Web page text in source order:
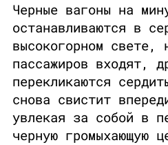
Черные вагоны на
останавливаются в
высокогорном свете,
пассажиров входят,
перекликаются
снова свистит
увлекая за собой в
черную громыхающую